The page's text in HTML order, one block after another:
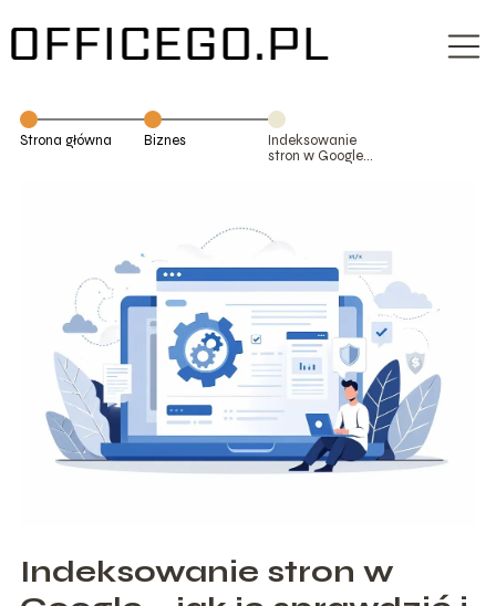
Strona główna Biznes
Indeksowanie
stron w Google –
Indeksowanie stron w